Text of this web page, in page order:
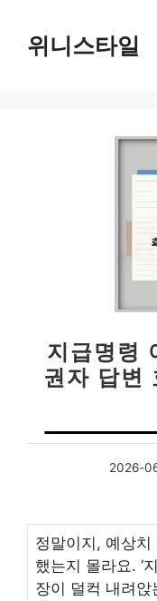
위니스타일
지급명령
권자 답변
2026-
정말이지, 예상
했는지 몰라요. ‘
장이 덜컥 내려앉